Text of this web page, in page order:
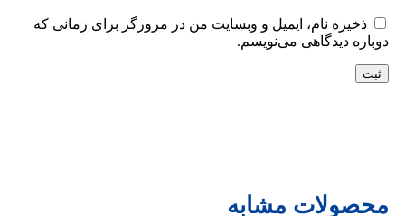
ذخیره نام، ایمیل و وبسایت من در مرورگر برای زمانی که
دوباره دیدگاهی می‌نویسم.
محصولات مشابه